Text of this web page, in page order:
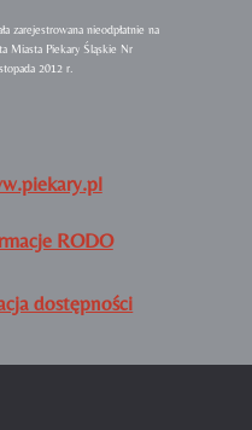
zarejestrowana nieodpłatnie na
Miasta Piekary Śląskie Nr
2012 r.
RODO
dostępności